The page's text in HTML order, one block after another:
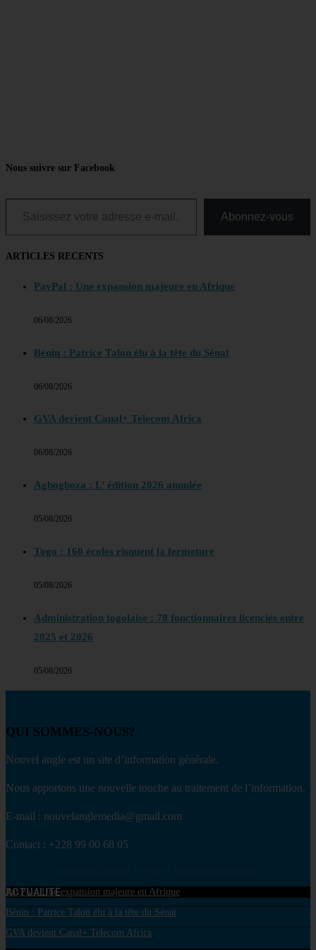
Nous suivre sur Facebook
Saisissez votre adresse e-mail…
Abonnez-vous
ARTICLES RECENTS
PayPal : Une expansion majeure en Afrique
06/08/2026
Bénin : Patrice Talon élu à la tête du Sénat
06/08/2026
GVA devient Canal+ Telecom Africa
06/08/2026
Agbogboza : L’ édition 2026 annulée
05/08/2026
Togo : 160 écoles risquent la fermeture
05/08/2026
Administration togolaise : 78 fonctionnaires licenciés entre
2025 et 2026
05/08/2026
QUI SOMMES-NOUS?
Nouvel angle est un site d’information générale.
Nous apportons une nouvelle touche au traitement de l’information.
E-mail : nouvelanglemedia@gmail.com
Contact : +228 99 00 68 05
ACTUALITE
PayPal : Une expansion majeure en Afrique
Bénin : Patrice Talon élu à la tête du Sénat
GVA devient Canal+ Telecom Africa